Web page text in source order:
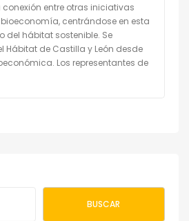
conexión entre otras iniciativas
centrándose en esta
del hábitat sostenible. Se
Hábitat de Castilla y León desde
Los representantes de
BUSCAR